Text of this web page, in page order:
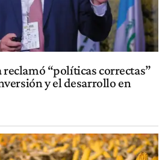
reclamó “políticas correctas”
y el desarrollo en